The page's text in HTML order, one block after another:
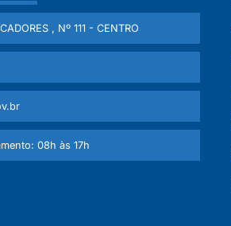
, Nº 111 - CENTRO
08h às 17h